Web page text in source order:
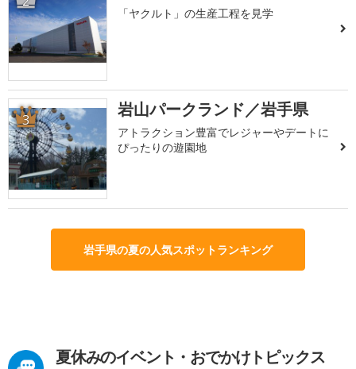
「ヤクルト」の生産工程を見学
3 岩山パークランド／岩手県
アトラクション豊富でレジャーやデートに
ぴったりの遊園地
岩手県の夏の人気スポットランキング
夏休みのイベント・おでかけトピックス